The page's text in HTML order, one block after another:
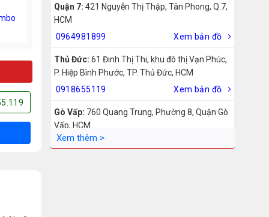
Quận 7: 421 Nguyễn Thị Thập, Tân Phong, Q.7,
HCM
0964981899
Xem bản đồ
Thủ Đức: 61 Đinh Thị Thi, khu đô thị Vạn Phúc,
P. Hiệp Bình Phước, TP. Thủ Đức, HCM
0918655119
Xem bản đồ
Gò Vấp: 760 Quang Trung, Phường 8, Quận Gò
Vấp, HCM
0942755119